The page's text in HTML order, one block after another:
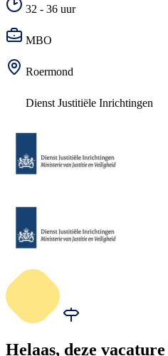
32 - 36 uur
MBO
Roermond
Dienst Justitiële Inrichtingen
Helaas, deze